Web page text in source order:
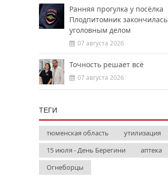
Ранняя прогулка у посёлка
Плодпитомник закончилась
уголовным делом
07 августа 2026
Точность решает всё
07 августа 2026
ТЕГИ
тюменская область
утилизация
15 июля - День Берегини
аптека
Огнеборцы